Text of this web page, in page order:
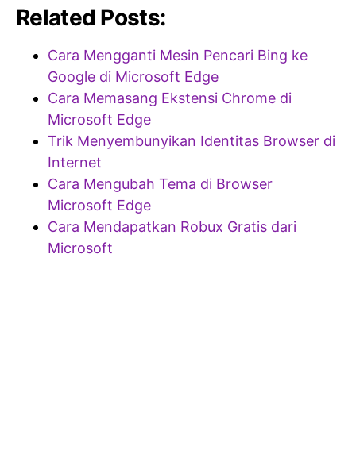
Related Posts:
Cara Mengganti Mesin Pencari Bing ke
Google di Microsoft Edge
Cara Memasang Ekstensi Chrome di
Microsoft Edge
Trik Menyembunyikan Identitas Browser di
Internet
Cara Mengubah Tema di Browser
Microsoft Edge
Cara Mendapatkan Robux Gratis dari
Microsoft